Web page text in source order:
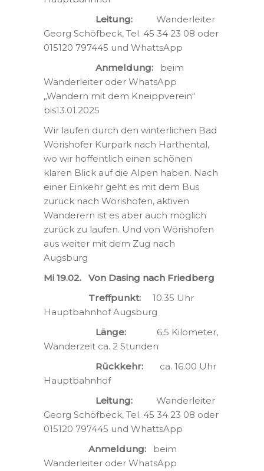
Leitung: Wanderleiter
Georg Schöfbeck, Tel. 45 34 23 08 oder
015120 797445 und WhattsApp
Anmeldung: beim
Wanderleiter oder WhatsApp
„Wandern mit dem Kneippverein“
bis13.01.2025
Wir laufen durch den winterlichen Bad
Wörishofer Kurpark nach Harthental,
wo wir hoffentlich einen schönen
klaren Blick auf die Alpen haben. Nach
einer Einkehr geht es mit dem Bus
zurück nach Wörishofen, aktiven
Wanderern ist es aber auch möglich
zurück zu laufen. Und von Wörishofen
aus weiter mit dem Zug nach
Augsburg
Mi 19.02. Von Dasing nach Friedberg
Treffpunkt: 10.35 Uhr
Hauptbahnhof Augsburg
Länge: 6,5 Kilometer,
Wanderzeit ca. 2 Stunden
Rückkehr: ca. 16.00 Uhr
Hauptbahnhof
Leitung: Wanderleiter
Georg Schöfbeck, Tel. 45 34 23 08 oder
015120 797445 und WhattsApp
Anmeldung: beim
Wanderleiter oder WhatsApp